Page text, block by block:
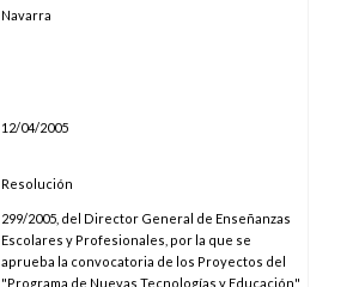
Navarra
12/04/2005
Resolución
299/2005, del Director General de Enseñanzas
Escolares y Profesionales, por la que se
aprueba la convocatoria de los Proyectos del
"Programa de Nuevas Tecnologías y Educación"